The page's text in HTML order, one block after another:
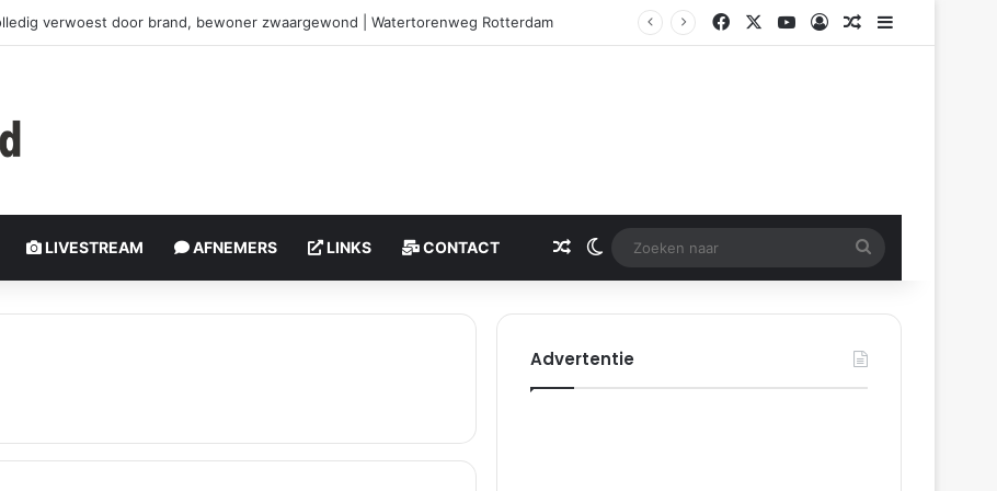
verwoest door brand, bewoner zwaargewond | Watertorenweg Rotterdam Facebook
X YouTubeLog InGerelateerd artikel
Sidebar
LIVESTREAM AFNEMERS LINKS CONTACT Gerelateerd artikel
Switch skin
Zoeken
naar
Advertentie